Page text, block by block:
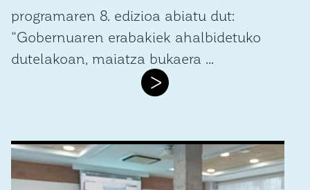
programaren 8. edizioa abiatu dut:
“Gobernuaren erabakiek ahalbidetuko
dutelakoan, maiatza bukaera ...
>